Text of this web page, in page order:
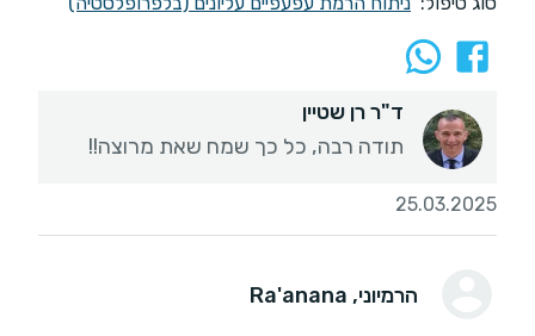
ד"ר רן שטיין
תודה רבה, כל כך שמח שאת מרוצה!!
25.03.2025
הרמיוני, Ra'anana